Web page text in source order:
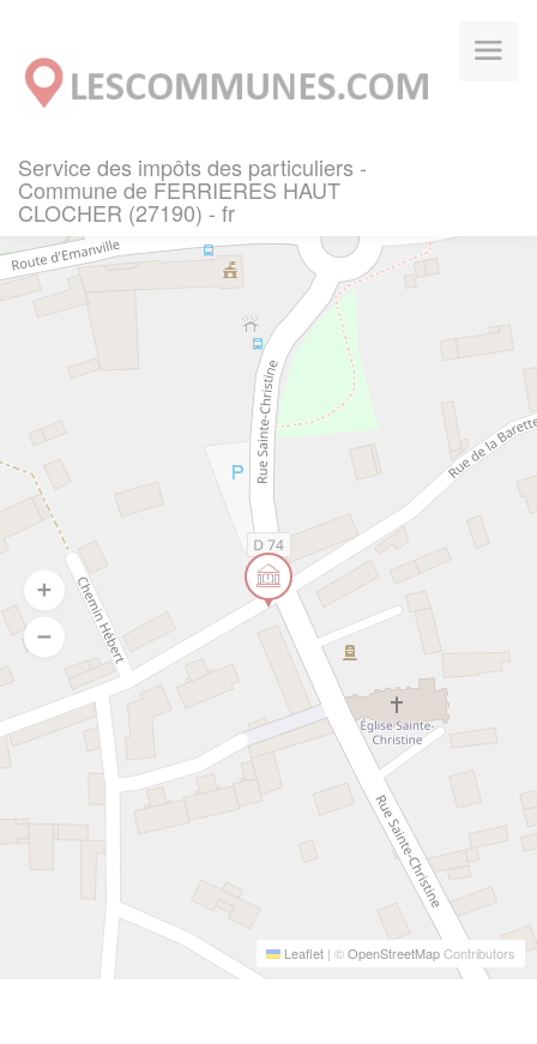
Service des impôts des particuliers -
Commune de FERRIERES HAUT
CLOCHER (27190) - fr
Leaflet | ©OpenStreetMapContributors